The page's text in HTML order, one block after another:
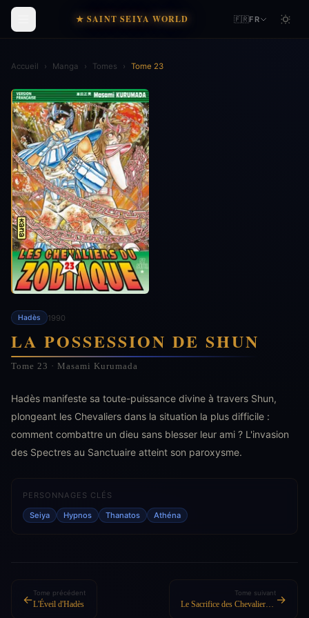
★ SAINT SEIYA WORLD 🇫🇷FR
Accueil › Manga › Tomes › Tome 23
Hadès 1990
LA POSSESSION DE SHUN
Tome 23 · Masami Kurumada
Hadès manifeste sa toute-puissance divine à travers Shun,
plongeant les Chevaliers dans la situation la plus difficile :
comment combattre un dieu sans blesser leur ami ? L'invasion
des Spectres au Sanctuaire atteint son paroxysme.
PERSONNAGES CLÉS
Seiya Hypnos Thanatos Athéna
←Tome précédent
L'Éveil d'Hadès
Tome suivant
Le Sacrifice des Chevaliers d'Or →